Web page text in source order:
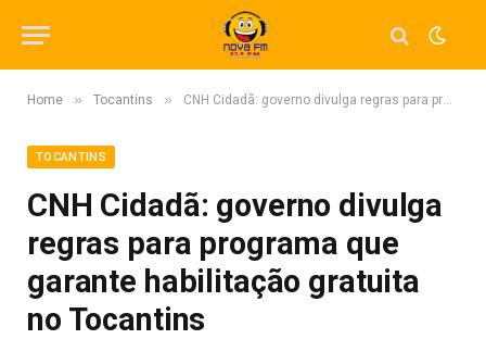
Home » Tocantins » CNH Cidadã: governo divulga regras para programa que garante habilitação gratuita no Tocantins
TOCANTINS
CNH Cidadã: governo divulga
regras para programa que
garante habilitação gratuita
no Tocantins